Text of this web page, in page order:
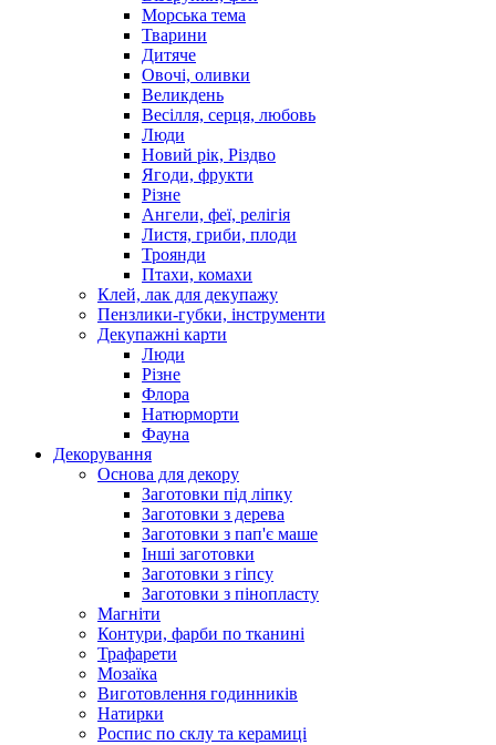
Морська тема
Тварини
Дитяче
Овочі, оливки
Великдень
Весілля, серця, любовь
Люди
Новий рік, Різдво
Ягоди, фрукти
Різне
Ангели, феї, релігія
Листя, гриби, плоди
Троянди
Птахи, комахи
Клей, лак для декупажу
Пензлики-губки, інструменти
Декупажні карти
Люди
Різне
Флора
Натюрморти
Фауна
Декорування
Основа для декору
Заготовки під ліпку
Заготовки з дерева
Заготовки з пап'є маше
Інші заготовки
Заготовки з гіпсу
Заготовки з пінопласту
Магніти
Контури, фарби по тканині
Трафарети
Мозаїка
Виготовлення годинників
Натирки
Роспис по склу та керамиці